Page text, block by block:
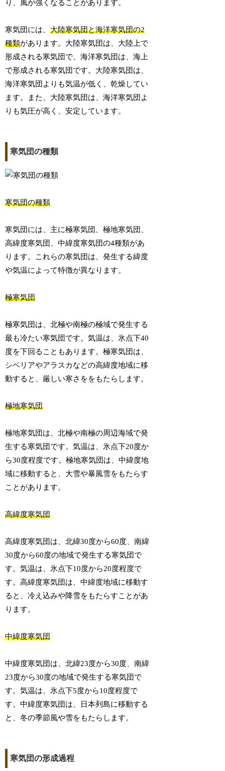
り、風が強くなることがあります。
寒気団には、大陸寒気団と海洋寒気団の2
種類があります。大陸寒気団は、大陸上で
形成される寒気団で、海洋寒気団は、海上
で形成される寒気団です。大陸寒気団は、
海洋寒気団よりも気温が低く、乾燥してい
ます。また、大陸寒気団は、海洋寒気団よ
りも気圧が高く、安定しています。
寒気団の種類
寒気団の種類
寒気団には、主に極寒気団、極地寒気団、
高緯度寒気団、中緯度寒気団の4種類があ
ります。これらの寒気団は、発生する緯度
や気温によって特徴が異なります。
極寒気団
極寒気団は、北極や南極の極域で発生する
最も冷たい寒気団です。気温は、氷点下40
度を下回ることもあります。極寒気団は、
シベリアやアラスカなどの高緯度地域に移
動すると、厳しい寒さををもたらします。
極地寒気団
極地寒気団は、北極や南極の周辺海域で発
生する寒気団です。気温は、氷点下20度か
ら30度程度です。極地寒気団は、中緯度地
域に移動すると、大雪や暴風雪をもたらす
ことがあります。
高緯度寒気団
高緯度寒気団は、北緯30度から60度、南緯
30度から60度の地域で発生する寒気団で
す。気温は、氷点下10度から20度程度で
す。高緯度寒気団は、中緯度地域に移動す
ると、冷え込みや降雪をもたらすことがあ
ります。
中緯度寒気団
中緯度寒気団は、北緯23度から30度、南緯
23度から30度の地域で発生する寒気団で
す。気温は、氷点下5度から10度程度で
す。中緯度寒気団は、日本列島に移動する
と、冬の季節風や雪をもたらします。
寒気団の形成過程